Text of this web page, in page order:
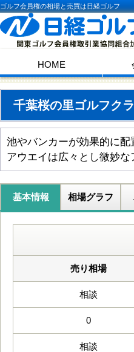
ゴルフ会員権の相場と売買は日経ゴルフ
HOME
千葉桜の里ゴルフク
池やバンカーが効果的に
アウエイは広々とし微妙な
基本情報 相場グラフ
売り相場
相談
0
相談